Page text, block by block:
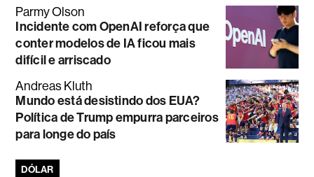
Parmy Olson
Incidente com OpenAI reforça que
conter modelos de IA ficou mais
difícil e arriscado
Andreas Kluth
Mundo está desistindo dos EUA?
Política de Trump empurra parceiros
para longe do país
DÓLAR